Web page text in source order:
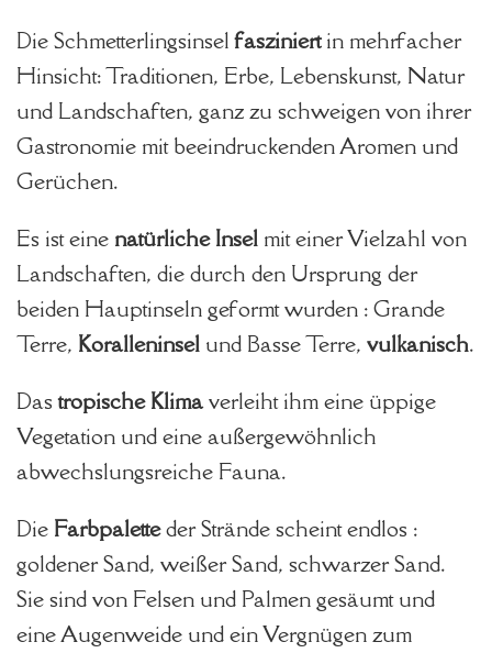
Die Schmetterlingsinselfasziniertin mehrfacher
Hinsicht: Traditionen, Erbe, Lebenskunst, Natur
und Landschaften, ganz zu schweigen von ihrer
Gastronomie mit beeindruckenden Aromen und
Gerüchen.
Es ist eine natürliche Insel mit einer Vielzahl von
Landschaften, die durch den Ursprung der
beiden Hauptinseln geformt wurden : Grande
Terre, Koralleninsel und Basse Terre, vulkanisch.
Dastropische Klimaverleiht ihm eine üppige
Vegetation und eine außergewöhnlich
abwechslungsreiche Fauna.
Die Farbpaletteder Strände scheint endlos :
goldener Sand, weißer Sand, schwarzer Sand.
Sie sind von Felsen und Palmen gesäumt und
eine Augenweide und ein Vergnügen zum